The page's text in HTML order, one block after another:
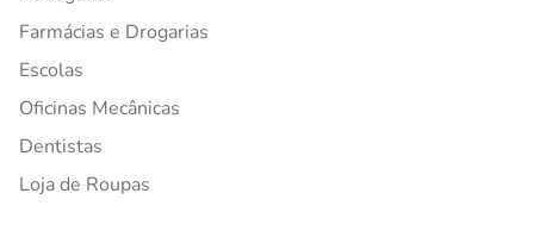
Farmácias e Drogarias
Escolas
Oficinas Mecânicas
Dentistas
Loja de Roupas